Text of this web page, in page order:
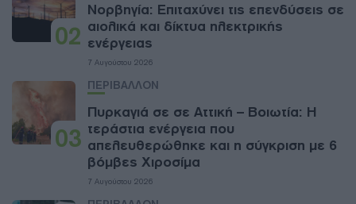
02
Νορβηγία: Επιταχύνει τις επενδύσεις σε
αιολικά και δίκτυα ηλεκτρικής
ενέργειας
7 Αυγούστου 2026
03
ΠΕΡΙΒΑΛΛΟΝ
Πυρκαγιά σε σε Αττική – Βοιωτία: Η
τεράστια ενέργεια που
απελευθερώθηκε και η σύγκριση με 6
βόμβες Χιροσίμα
7 Αυγούστου 2026